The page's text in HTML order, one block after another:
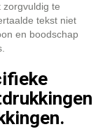
zorgvuldig te
tekst niet
en boodschap